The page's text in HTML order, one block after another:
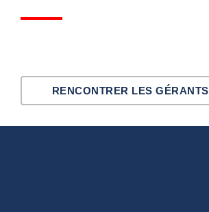
RENCONTRER LES GÉRANTS